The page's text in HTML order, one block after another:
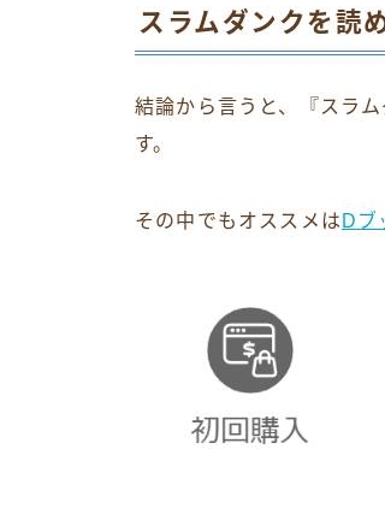
スラムダンクを読
結論から言うと、『スラ
す。
その中でもオススメは Dブ